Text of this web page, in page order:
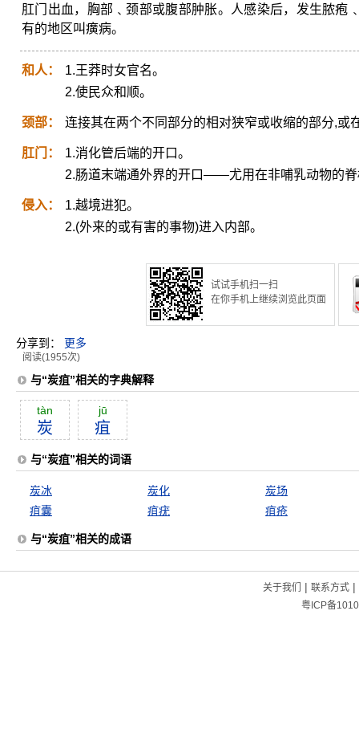
肛门出血，胸部﹑颈部或腹部肿胀。人感染后，发生脓疱
有的地区叫癀病。
和人：
1.王莽时女官名。
2.使民众和顺。
颈部： 连接其在两个不同部分的相对狭窄或收缩的部分,或
肛门：
1.消化管后端的开口。
2.肠道末端通外界的开口——尤用在非哺乳动物的脊
侵入：
1.越境进犯。
2.(外来的或有害的事物)进入内部。
试试手机扫一扫
在你手机上继续浏览此页面
分享到： 更多
阅读(1955次)
与“炭疽”相关的字典解释
tàn
炭
jū
疽
与“炭疽”相关的词语
炭冰 炭化
炭场
疽囊
疽疣 疽疮
与“炭疽”相关的成语
关于我们 | 联系方式|
粤ICP备